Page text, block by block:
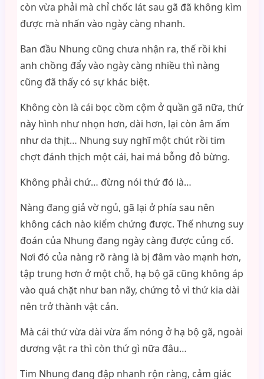
còn vừa phải mà chỉ chốc lát sau gã đã không kìm
được mà nhấn vào ngày càng nhanh.
Ban đầu Nhung cũng chưa nhận ra, thế rồi khi
anh chồng đẩy vào ngày càng nhiều thì nàng
cũng đã thấy có sự khác biệt.
Không còn là cái bọc cồm cộm ở quần gã nữa, thứ
này hình như nhọn hơn, dài hơn, lại còn âm ấm
như da thịt… Nhung suy nghĩ một chút rồi tim
chợt đánh thịch một cái, hai má bỗng đỏ bừng.
Không phải chứ… đừng nói thứ đó là…
Nàng đang giả vờ ngủ, gã lại ở phía sau nên
không cách nào kiểm chứng được. Thế nhưng suy
đoán của Nhung đang ngày càng được củng cố.
Nơi đó của nàng rõ ràng là bị đâm vào mạnh hơn,
tập trung hơn ở một chỗ, hạ bộ gã cũng không áp
vào quá chặt như ban nãy, chứng tỏ vì thứ kia dài
nên trở thành vật cản.
Mà cái thứ vừa dài vừa ấm nóng ở hạ bộ gã, ngoài
dương vật ra thì còn thứ gì nữa đâu…
Tim Nhung đang đập nhanh rộn ràng, cảm giác